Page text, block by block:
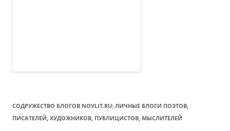
СОДРУЖЕСТВО БЛОГОВ NOVLIT.RU: ЛИЧНЫЕ БЛОГИ ПОЭТОВ,
ПИСАТЕЛЕЙ, ХУДОЖНИКОВ, ПУБЛИЦИСТОВ, МЫСЛИТЕЛЕЙ